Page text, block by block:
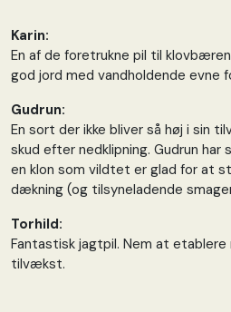
Karin:
En af de foretrukne pil til
god jord med vandholdende evne
Gudrun:
En sort der ikke bliver så høj i sin
skud efter nedklipning. Gudrun
en klon som vildtet er glad for at
dækning (og tilsyneladende
Torhild:
Fantastisk jagtpil. Nem at etablere
tilvækst.